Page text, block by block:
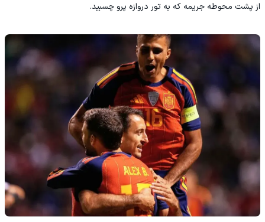
از پشت محوطه جریمه که به تور دروازه پرو چسبید.